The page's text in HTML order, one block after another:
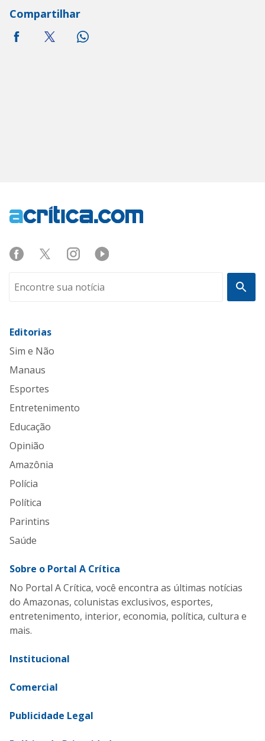
Compartilhar
Editorias
Sim e Não
Manaus
Esportes
Entretenimento
Educação
Opinião
Amazônia
Polícia
Política
Parintins
Saúde
Sobre o Portal A Crítica
No Portal A Crítica, você encontra as últimas notícias
do Amazonas, colunistas exclusivos, esportes,
entretenimento, interior, economia, política, cultura e
mais.
Institucional
Comercial
Publicidade Legal